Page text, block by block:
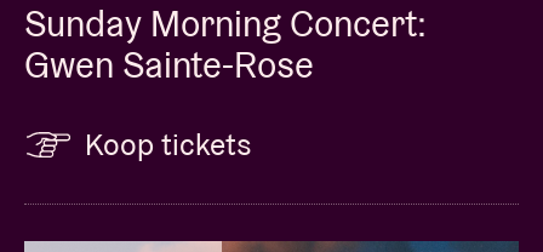
Sunday Morning Concert:
Gwen Sainte-Rose
Koop tickets